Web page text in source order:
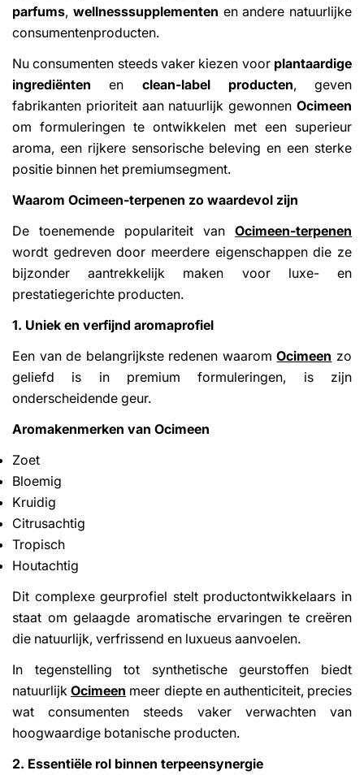
parfums, wellnesssupplementen en andere natuurlijke
consumentenproducten.
Nu consumenten steeds vaker kiezen voor plantaardige
ingrediënten en clean-label producten, geven
fabrikanten prioriteit aan natuurlijk gewonnen Ocimeen
om formuleringen te ontwikkelen met een superieur
aroma, een rijkere sensorische beleving en een sterke
positie binnen het premiumsegment.
Waarom Ocimeen-terpenen zo waardevol zijn
De toenemende populariteit van Ocimeen-terpenen
wordt gedreven door meerdere eigenschappen die ze
bijzonder aantrekkelijk maken voor luxe- en
prestatiegerichte producten.
1. Uniek en verfijnd aromaprofiel
Een van de belangrijkste redenen waaromOcimeen zo
geliefd is in premium formuleringen, is zijn
onderscheidende geur.
Aromakenmerken van Ocimeen
Zoet
Bloemig
Kruidig
Citrusachtig
Tropisch
Houtachtig
Dit complexe geurprofiel stelt productontwikkelaars in
staat om gelaagde aromatische ervaringen te creëren
die natuurlijk, verfrissend en luxueus aanvoelen.
In tegenstelling tot synthetische geurstoffen biedt
natuurlijkOcimeen meer diepte en authenticiteit, precies
wat consumenten steeds vaker verwachten van
hoogwaardige botanische producten.
2. Essentiële rol binnen terpeensynergie